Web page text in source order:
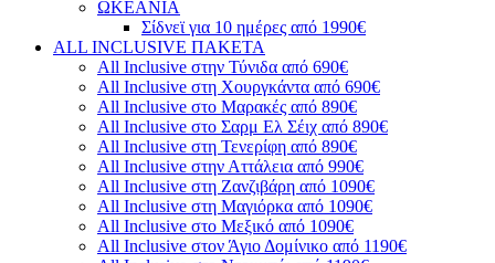
ΩΚΕΑΝΙΑ
Σίδνεϊ για 10 ημέρες από 1990€
ALL INCLUSIVE ΠΑΚΕΤΑ
All Inclusive στην Τύνιδα από 690€
All Inclusive στη Χουργκάντα από 690€
All Inclusive στο Μαρακές από 890€
All Inclusive στο Σαρμ Ελ Σέιχ από 890€
All Inclusive στη Τενερίφη από 890€
All Inclusive στην Αττάλεια από 990€
All Inclusive στη Ζανζιβάρη από 1090€
All Inclusive στη Μαγιόρκα από 1090€
All Inclusive στο Μεξικό από 1090€
All Inclusive στον Άγιο Δομίνικο από 1190€